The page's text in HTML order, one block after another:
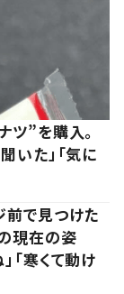
ツ”を購入。
いた」「気に
前で見つけた
現在の姿
「寒くて動け